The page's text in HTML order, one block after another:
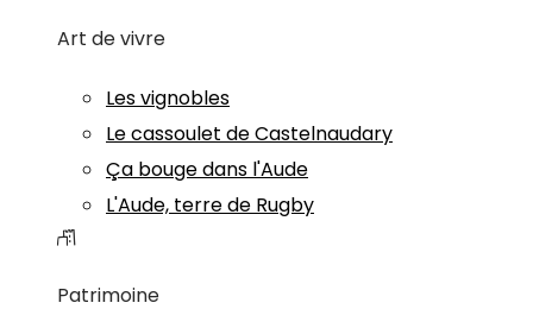
Art de vivre
Les vignobles
Le cassoulet de Castelnaudary
Ça bouge dans l'Aude
L'Aude, terre de Rugby
Patrimoine